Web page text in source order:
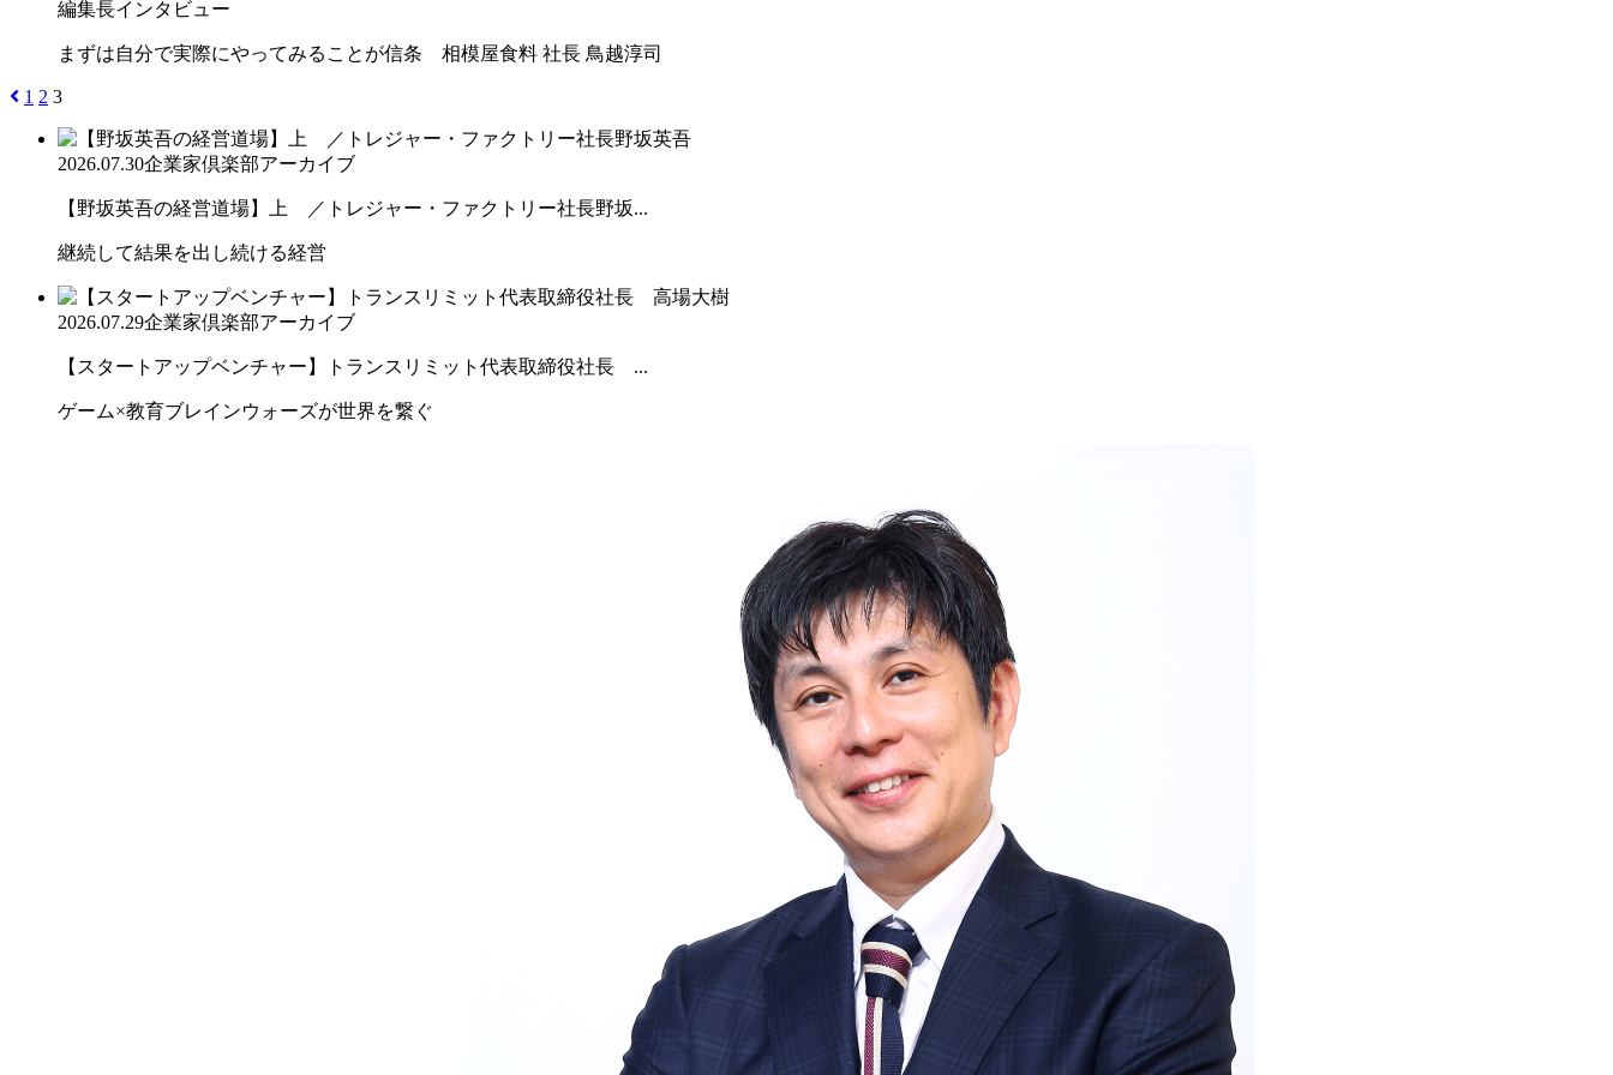
編集長インタビュー
まずは自分で実際にやってみることが信条 相模屋食料 社長 鳥越淳司
1 2 3
2026.07.30企業家倶楽部アーカイブ
【野坂英吾の経営道場】上 ／トレジャー・ファクトリー社長野坂...
継続して結果を出し続ける経営
2026.07.29企業家倶楽部アーカイブ
【スタートアップベンチャー】トランスリミット代表取締役社長 ...
ゲーム×教育ブレインウォーズが世界を繋ぐ